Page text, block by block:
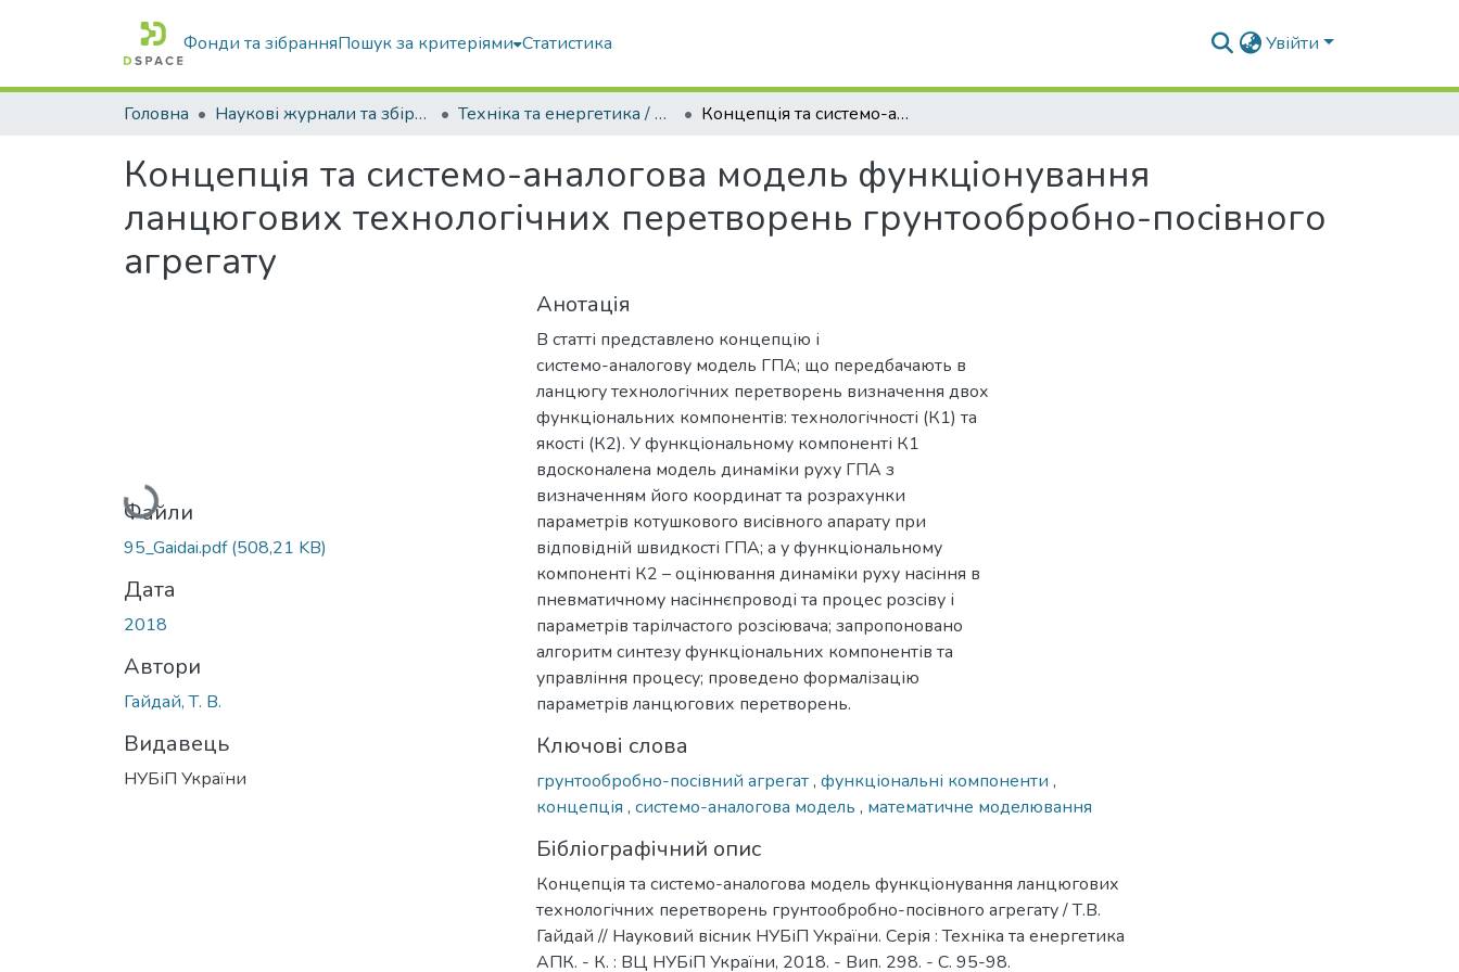
Фонди та зібранняПошук за критеріями Статистика Увійти
Головна Наукові журнали та збірники видань Техніка та енергетика / Machinery & Energetics Концепція та системо-аналогова модель функціонування ланцюгових технологічних перетворень грунтообробно-посівного агрегату
Концепція та системо-аналогова модель функціонування
ланцюгових технологічних перетворень грунтообробно-посівного
агрегату
Вантажиться...
Файли
95_Gaidai.pdf(508,21 KB)
Дата
2018
Автори
Гайдай, Т. В.
Видавець
НУБіП України
Анотація
В статті представлено концепцію і
системо-аналогову модель ГПА; що передбачають в
ланцюгу технологічних перетворень визначення двох
функціональних компонентів: технологічності (К1) та
якості (К2). У функціональному компоненті К1
вдосконалена модель динаміки руху ГПА з
визначенням його координат та розрахунки
параметрів котушкового висівного апарату при
відповідній швидкості ГПА; а у функціональному
компоненті К2 – оцінювання динаміки руху насіння в
пневматичному насіннєпроводі та процес розсіву і
параметрів тарілчастого розсіювача; запропоновано
алгоритм синтезу функціональних компонентів та
управління процесу; проведено формалізацію
параметрів ланцюгових перетворень.
Ключові слова
грунтообробно-посівний агрегат, функціональні компоненти ,
концепція , системо-аналогова модель , математичне моделювання
Бібліографічний опис
Концепція та системо-аналогова модель функціонування ланцюгових
технологічних перетворень грунтообробно-посівного агрегату / Т.В.
Гайдай // Науковий вісник НУБіП України. Серія : Техніка та енергетика
АПК. - К. : ВЦ НУБіП України, 2018. - Вип. 298. - С. 95-98.